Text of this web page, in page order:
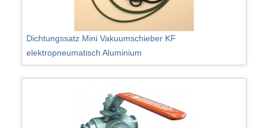
Dichtungssatz Mini Vakuumschieber KF
elektropneumatisch Aluminium